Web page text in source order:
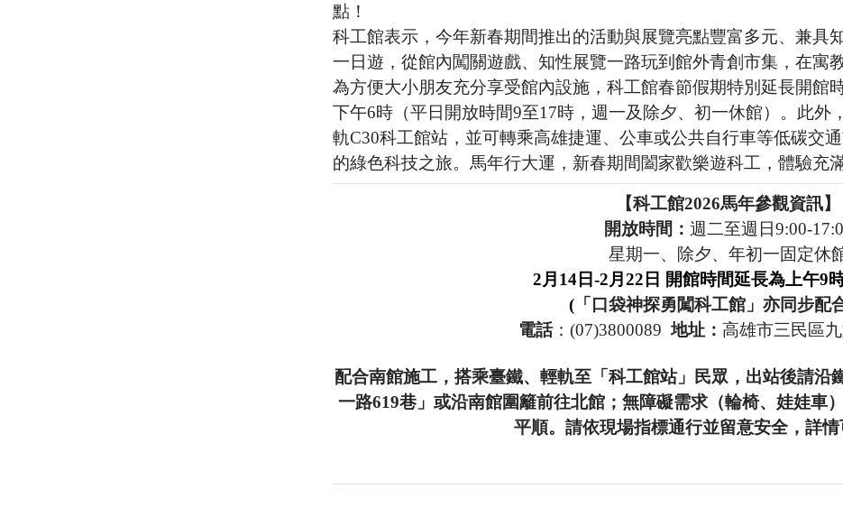
點！
科工館表示，今年新春期間推出的活動與展覽亮點豐富多元、兼具
一日遊，從館內闖關遊戲、知性展覽一路玩到館外青創市集，在寓
為方便大小朋友充分享受館內設施，科工館春節假期特別延長開館
下午6時（平日開放時間9至17時，週一及除夕、初一休館）。此外
軌C30科工館站，並可轉乘高雄捷運、公車或公共自行車等低碳交
的綠色科技之旅。馬年行大運，新春期間闔家歡樂遊科工，體驗充
【科工館2026馬年參觀資訊】
開放時間： 週二至週日9:00-
星期一、除夕、年初一固定休
2月14日-2月22日 開館時間延長為上午9
(「口袋神探勇闖科工館」亦同步配
電話：(07)3800089地址：高雄市三民區
配合南館施工，搭乘臺鐵、輕軌至「科工館站」民眾，出站後請沿
一路619巷」或沿南館圍籬前往北館；無障礙需求（輪椅、娃娃車
平順。請依現場指標通行並留意安全，詳情